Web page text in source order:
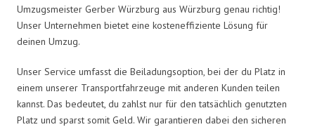
Umzugsmeister Gerber Würzburg aus Würzburg genau richtig!
Unser Unternehmen bietet eine kosteneffiziente Lösung für
deinen Umzug.
Unser Service umfasst die Beiladungsoption, bei der du Platz in
einem unserer Transportfahrzeuge mit anderen Kunden teilen
kannst. Das bedeutet, du zahlst nur für den tatsächlich genutzten
Platz und sparst somit Geld. Wir garantieren dabei den sicheren